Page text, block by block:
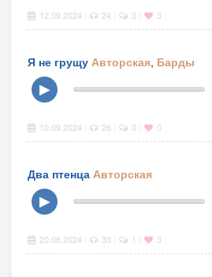
12.09.2024 24 3 3
Я не грущу Авторская, Барды
▶
10.09.2024 26 0 0
Два птенца Авторская
▶
20.08.2024 33 1 3